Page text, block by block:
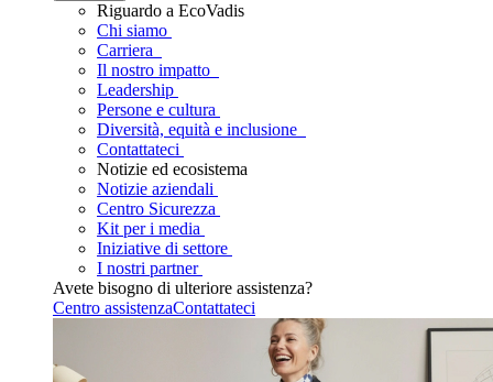
Riguardo a EcoVadis
Chi siamo
Carriera
Il nostro impatto
Leadership
Persone e cultura
Diversità, equità e inclusione
Contattateci
Notizie ed ecosistema
Notizie aziendali
Centro Sicurezza
Kit per i media
Iniziative di settore
I nostri partner
Avete bisogno di ulteriore assistenza?
Centro assistenzaContattateci